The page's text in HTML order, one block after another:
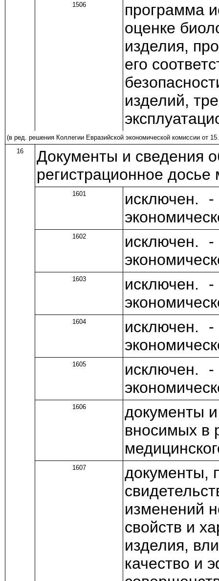
1506
программа
оценке
изделия,
его
изделий,
(в ред. решенияКоллегии Евразийской экономической комиссии от
16
Документы и сведения
регистрационное досье
1601
исключен.
1602
исключен.
1603
исключен.
1604
исключен.
1605
исключен.
1606
документы
вносимых в
1607
документы,
изменений
свойств и
изделия,
качество и